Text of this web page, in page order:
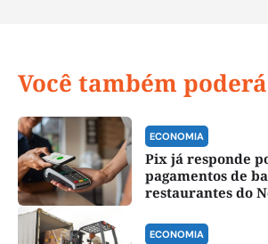
Você também
ECONOMIA
Pix já responde
pagamentos de
restaurantes do
ECONOMIA